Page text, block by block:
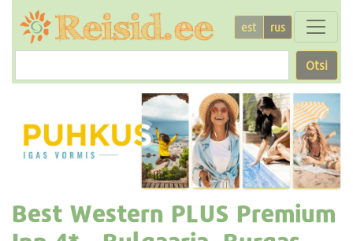
est rus
Otsi
Best Western PLUS Premium